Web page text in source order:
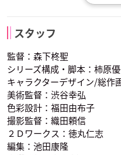
犀川恵吾
本渡楓
声優：三瓶由布子
狸塚数馬
声優：種﨑敦美
スタッフ
監督：森下柊聖
シリーズ構成・脚本：柿原
キャラクターデザイン/総作
美術監督：渋谷幸弘
色彩設計：福田由布子
撮影監督：織田頼信
２Ｄワークス：徳丸仁志
編集：池田康隆